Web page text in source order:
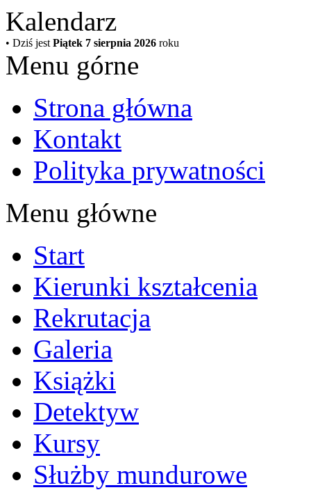
Kalendarz
• Dziś jest Piątek 7 sierpnia 2026 roku
Menu górne
Strona główna
Kontakt
Polityka prywatności
Menu główne
Start
Kierunki kształcenia
Rekrutacja
Galeria
Książki
Detektyw
Kursy
Służby mundurowe